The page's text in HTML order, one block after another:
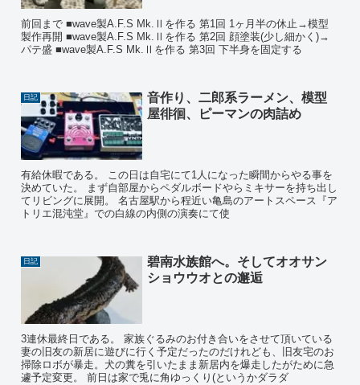
前回まで ■wave製A.F.S Mk.Ⅱを作る 第1回 1ヶ月半の休止→模型
製作再開 ■wave製A.F.S Mk.Ⅱを作る 第2回 顔塗装(少し細かく)→
パテ盛 ■wave製A.F.S Mk.Ⅱを作る 第3回 下半身を固定する
日記
音作り、二郎系ラーメン、模型
屋徘徊、ピーマンの肉詰め
有給休暇である。 この日は自宅にて1人になった瞬間からやる事を
決めていた。 まず自部屋からペダルボードやらミキサーを持ち出し
てリビングに展開。 名古屋駅から程近い亀島のアートスペース『ア
トリエ混沌堂』での白線の内側の演奏にて使
日記
碧南水族館へ。そしてオオサン
ショウウオとの邂逅
3連休最終日である。 家族ぐるみのお付き合いをさせて頂いている
妻の旧友の新居に遊びに行く予定だったのだけれども、旧友宅のお
掃除ロボが暴走。犬の糞を引いたまま新居内を爆走したがために急
遽予定変更。 前日は家で兎に角ゆっくり(というかダラダ